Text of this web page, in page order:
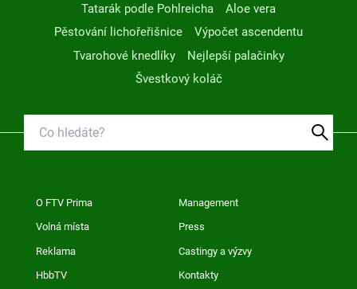
Tatarák podle Pohlreicha
Aloe vera
Pěstování lichořeřišnice
Výpočet ascendentu
Tvarohové knedlíky
Nejlepší palačinky
Švestkový koláč
O FTV Prima Management
Volná místa Press
Reklama Castingy a výzvy
HbbTV Kontakty